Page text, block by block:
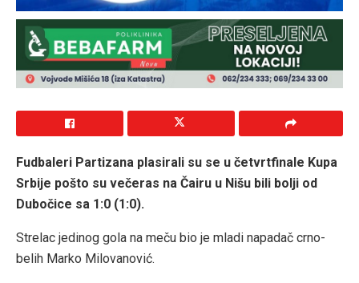
Fudbaleri Partizana plasirali su se u četvrtfinale Kupa
Srbije pošto su večeras na Čairu u Nišu bili bolji od
Dubočice sa 1:0 (1:0).
Strelac jedinog gola na meču bio je mladi napadač crno-
belih Marko Milovanović.